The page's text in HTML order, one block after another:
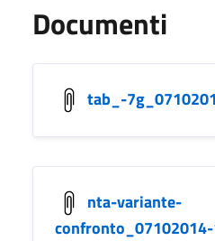
Documenti
tab_-
nta-variante-